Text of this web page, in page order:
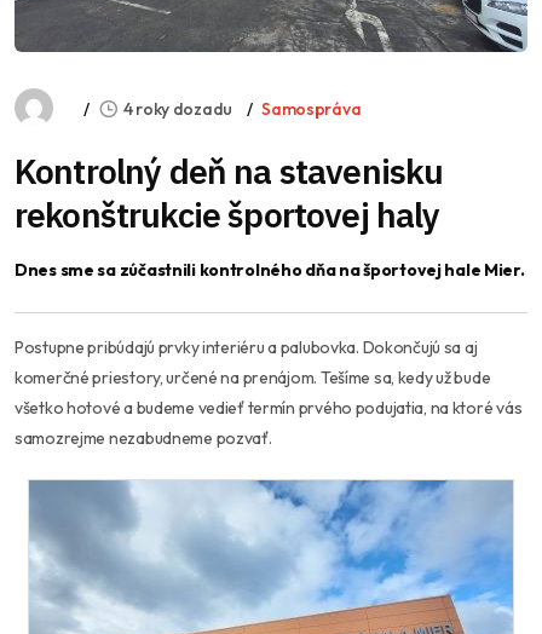
4 roky dozadu Samospráva
Kontrolný deň na stavenisku
rekonštrukcie športovej haly
Dnes sme sa zúčastnili kontrolného dňa na športovej hale Mier.
Postupne pribúdajú prvky interiéru a palubovka. Dokončujú sa aj
komerčné priestory, určené na prenájom. Tešíme sa, kedy už bude
všetko hotové a budeme vedieť termín prvého podujatia, na ktoré vás
samozrejme nezabudneme pozvať.